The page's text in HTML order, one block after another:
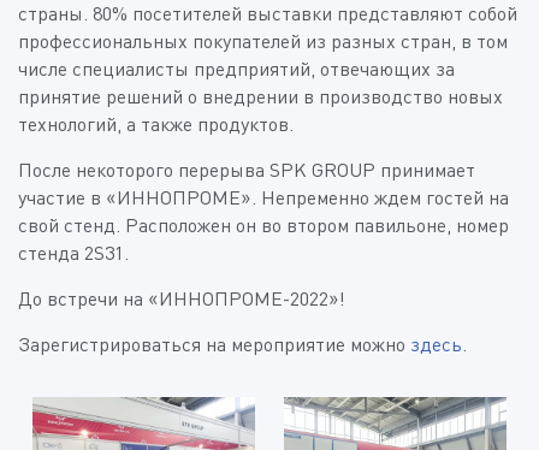
страны. 80% посетителей выставки представляют собой
профессиональных покупателей из разных стран, в том
числе специалисты предприятий, отвечающих за
принятие решений о внедрении в производство новых
технологий, а также продуктов.
После некоторого перерыва SPK GROUP принимает
участие в «ИННОПРОМЕ». Непременно ждем гостей на
свой стенд. Расположен он во втором павильоне, номер
стенда 2S31.
До встречи на «ИННОПРОМЕ-2022»!
Зарегистрироваться на мероприятие можно здесь.